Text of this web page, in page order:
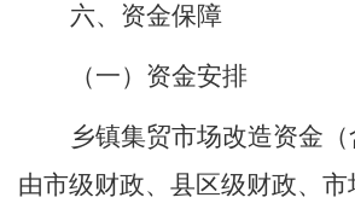
六、资金保障
（一）资金安排
乡镇集贸市场改造资金（
由市级财政、县区级财政、市